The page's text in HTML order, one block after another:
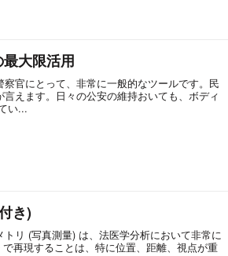
大限活用
官にとって、非常に一般的なツールです。民
えます。日々の公安の維持おいても、ボディ
い...
メトリ (事例付き)
リ (写真測量) は、法医学分析において非常に
再現することは、特に位置、距離、視点が重